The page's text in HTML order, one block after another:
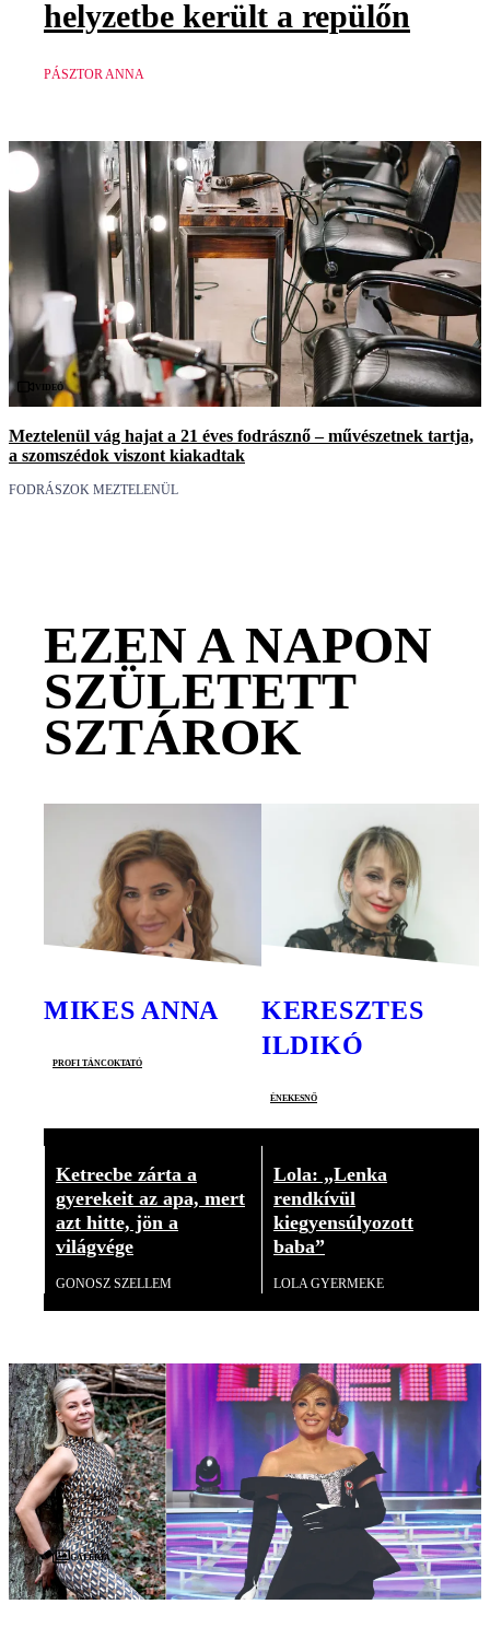
helyzetbe került a repülőn
PÁSZTOR ANNA
Videó
Meztelenül vág hajat a 21 éves fodrásznő – művészetnek tartja,
a szomszédok viszont kiakadtak
FODRÁSZOK MEZTELENÜL
EZEN A NAPON
SZÜLETETT
SZTÁROK
MIKES ANNA
profi táncoktató
KERESZTES
ILDIKÓ
énekesnő
Ketrecbe zárta a
gyerekeit az apa, mert
azt hitte, jön a
világvége
GONOSZ SZELLEM
Lola: „Lenka
rendkívül
kiegyensúlyozott
baba”
LOLA GYERMEKE
Galéria